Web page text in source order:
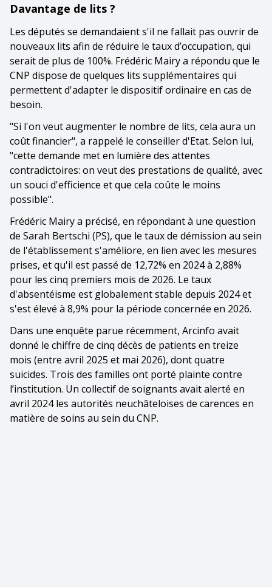
Davantage de lits ?
Les députés se demandaient s'il ne fallait pas ouvrir de
nouveaux lits afin de réduire le taux d’occupation, qui
serait de plus de 100%. Frédéric Mairy a répondu que le
CNP dispose de quelques lits supplémentaires qui
permettent d'adapter le dispositif ordinaire en cas de
besoin.
"Si l'on veut augmenter le nombre de lits, cela aura un
coût financier", a rappelé le conseiller d'Etat. Selon lui,
"cette demande met en lumière des attentes
contradictoires: on veut des prestations de qualité, avec
un souci d'efficience et que cela coûte le moins
possible".
Frédéric Mairy a précisé, en répondant à une question
de Sarah Bertschi (PS), que le taux de démission au sein
de l'établissement s'améliore, en lien avec les mesures
prises, et qu'il est passé de 12,72% en 2024 à 2,88%
pour les cinq premiers mois de 2026. Le taux
d'absentéisme est globalement stable depuis 2024 et
s'est élevé à 8,9% pour la période concernée en 2026.
Dans une enquête parue récemment, Arcinfo avait
donné le chiffre de cinq décès de patients en treize
mois (entre avril 2025 et mai 2026), dont quatre
suicides. Trois des familles ont porté plainte contre
l’institution. Un collectif de soignants avait alerté en
avril 2024 les autorités neuchâteloises de carences en
matière de soins au sein du CNP.